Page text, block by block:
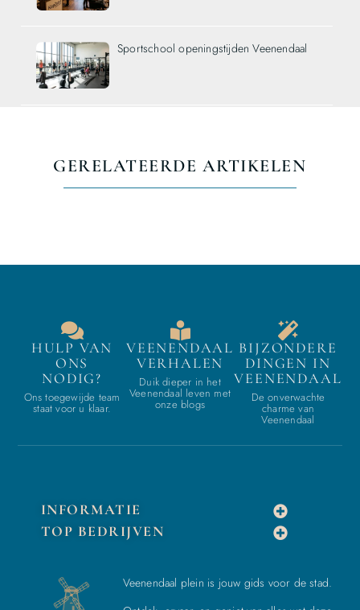
Sportschool openingstijden Veenendaal
GERELATEERDE ARTIKELEN
HULP VAN
ONS
NODIG?
Ons toegewijde team
staat voor u klaar.
VEENENDAAL
VERHALEN
Duik dieper in het
Veenendaal leven met
onze blogs
BIJZONDERE
DINGEN IN
VEENENDAAL
De onverwachte
charme van
Veenendaal
INFORMATIE
TOP BEDRIJVEN
Veenendaal plein is jouw gids voor de stad.